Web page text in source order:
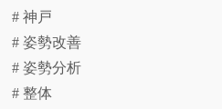
# 神戸
# 姿勢改善
# 姿勢分析
# 整体